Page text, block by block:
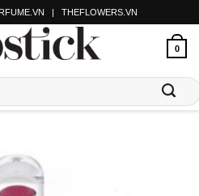
| THEFLOWERS.VN
0